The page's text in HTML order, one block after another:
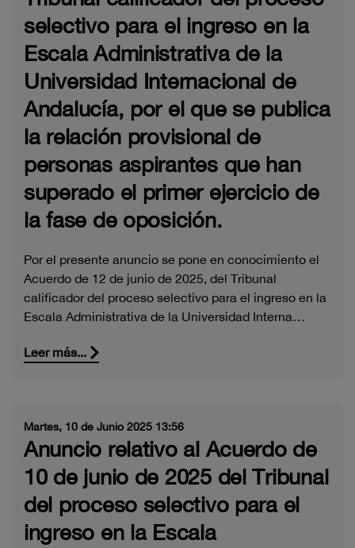
selectivo para el ingreso en la
Escala Administrativa de la
Universidad Internacional de
Andalucía, por el que se publica
la relación provisional de
personas aspirantes que han
superado el primer ejercicio de
la fase de oposición.
Por el presente anuncio se pone en conocimiento el
Acuerdo de 12 de junio de 2025, del Tribunal
calificador del proceso selectivo para el ingreso en la
Escala Administrativa de la Universidad Interna…
Leer más...
Martes, 10 de Junio 2025 13:56
Anuncio relativo al Acuerdo de
10 de junio de 2025 del Tribunal
del proceso selectivo para el
ingreso en la Escala